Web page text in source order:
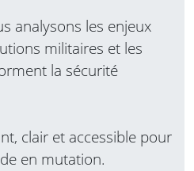
analysons les enjeux
militaires et les
la sécurité
clair et accessible pour
en mutation.